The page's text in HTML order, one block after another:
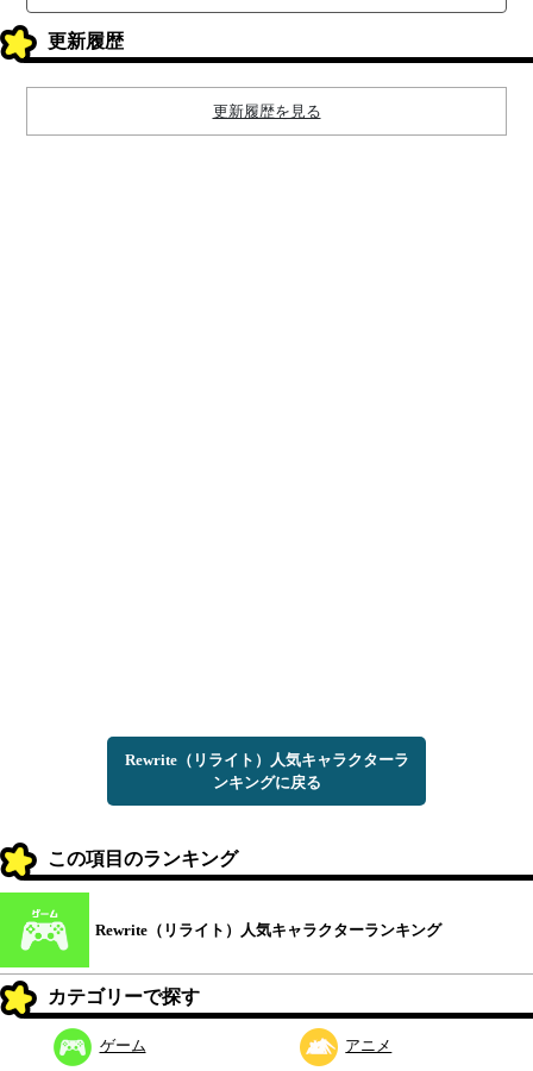
更新履歴
更新履歴を見る
Rewrite（リライト）人気キャラクターラ
ンキングに戻る
この項目のランキング
Rewrite（リライト）人気キャラクターランキング
カテゴリーで探す
ゲーム アニメ